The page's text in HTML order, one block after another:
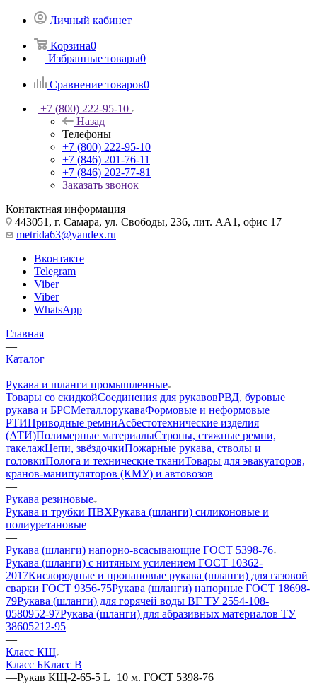
Личный кабинет
Корзина0
Избранные товары0
Сравнение товаров0
+7 (800) 222-95-10
Назад
Телефоны
+7 (800) 222-95-10
+7 (846) 201-76-11
+7 (846) 202-77-81
Заказать звонок
Контактная информация
443051, г. Самара, ул. Свободы, 236, лит. АА1, офис 17
metrida63@yandex.ru
Вконтакте
Telegram
Viber
Viber
WhatsApp
Главная
—
Каталог
—
Рукава и шланги промышленные
Товары со скидкойСоединения для рукавовРВД, буровые
рукава и БРСМеталлорукаваФормовые и неформовые
РТИПриводные ремниАсбестотехнические изделия
(АТИ)Полимерные материалыСтропы, стяжные ремни,
такелажЦепи, звёздочкиПожарные рукава, стволы и
головкиПолога и технические тканиТовары для эвакуаторов,
кранов-манипуляторов (КМУ) и автовозов
—
Рукава резиновые
Рукава и трубки ПВХРукава (шланги) силиконовые и
полиуретановые
—
Рукава (шланги) напорно-всасывающие ГОСТ 5398-76
Рукава (шланги) с нитяным усилением ГОСТ 10362-
2017Кислородные и пропановые рукава (шланги) для газовой
сварки ГОСТ 9356-75Рукава (шланги) напорные ГОСТ 18698-
79Рукава (шланги) для горячей воды ВГ ТУ 2554-108-
0580952-97Рукава (шланги) для абразивных материалов ТУ
38605212-95
—
Класс КЩ
Класс БКласс В
—Рукав КЩ-2-65-5 L=10 м. ГОСТ 5398-76